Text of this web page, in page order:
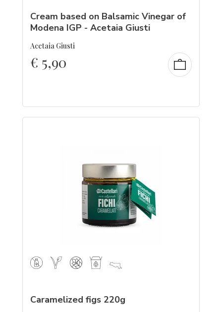
Cream based on Balsamic Vinegar of
Modena IGP - Acetaia Giusti
Acetaia Giusti
€ 5,90
Caramelized figs 220g